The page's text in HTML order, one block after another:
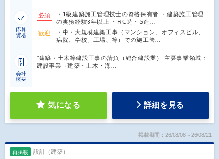
応募
資格
必須
・1級建築施工管理技士の資格保有者 ・建築施工管理
の実務経験3年以上 ・RC造・S造…
歓迎
・中・大規模建築工事（マンション、オフィスビル、
病院、学校、工場、等）での施工管…
会社
概要
"建築・土木等建設工事の請負（総合建設業） 主要事業領域：
建設事業（建築・土木・海…
気になる 詳細を見る
掲載期間：26/08/08～26/08/21
再掲載 設計（建築）